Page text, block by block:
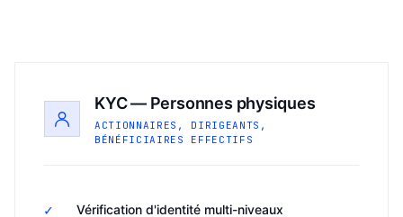
KYC — Personnes physiques
ACTIONNAIRES, DIRIGEANTS,
BÉNÉFICIAIRES EFFECTIFS
✓ Vérification d'identité multi-niveaux